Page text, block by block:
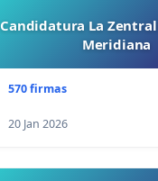
Candidatura La
Meridiana
570 firmas
20 Jan 2026